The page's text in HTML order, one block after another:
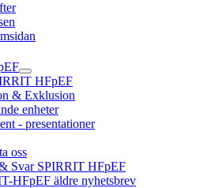
HFpEF
& Exklusion
enheter
- presentationer
oss
Svar SPIRRIT HFpEF
HFpEF äldre nyhetsbrev